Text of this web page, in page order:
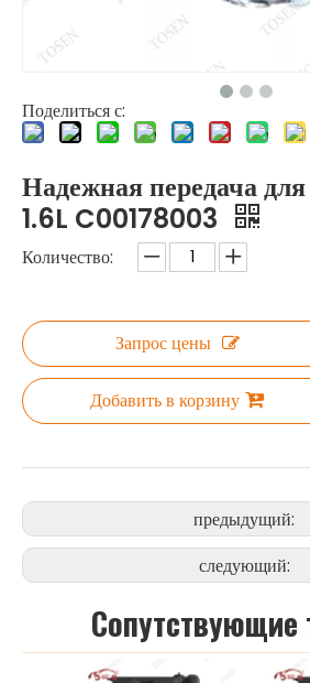
Поделиться с:
Надежная передача
1.6L C00178003
Количество:
Запрос цены
Добавить в корзину
предыдущий:
следующий:
Cопутствующие